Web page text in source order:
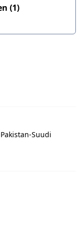
(1)
Suudi